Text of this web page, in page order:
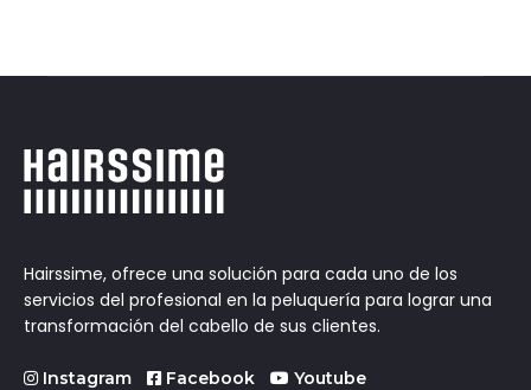
Hairssime, ofrece una solución para cada uno de los
servicios del profesional en la peluquería para lograr una
transformación del cabello de sus clientes.
Instagram Facebook Youtube